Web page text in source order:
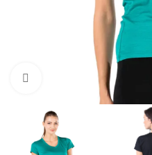
Click to enlarge